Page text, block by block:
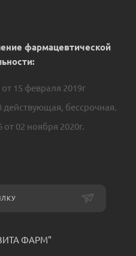
фармацевтической
15 февраля 2019г
действующая, бессрочная.
02 ноября 2020г.
ФАРМ"